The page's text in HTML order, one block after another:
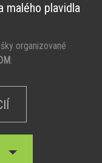
malého plavidla
organizované
.